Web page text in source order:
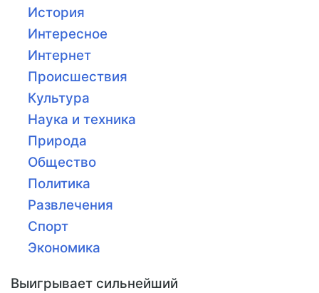
История
Интересное
Интернет
Происшествия
Культура
Наука и техника
Природа
Общество
Политика
Развлечения
Спорт
Экономика
Выигрывает сильнейший